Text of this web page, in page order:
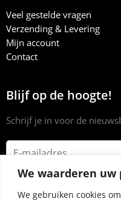
We waarderen uw
We gebruiken cookies
Veel gestelde vragen
Verzending & Levering
Mijn account
Contact
Blijf op de hoogte!
Schrijf je in voor de